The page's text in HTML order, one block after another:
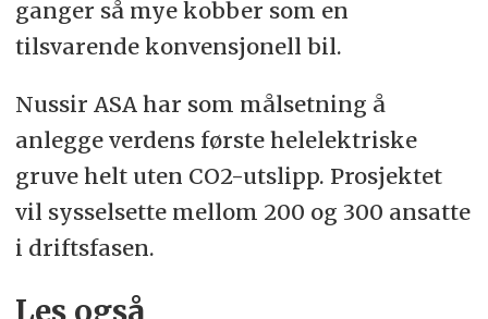
ganger så mye kobber som en
tilsvarende konvensjonell bil.
Nussir ASA har som målsetning å
anlegge verdens første helelektriske
gruve helt uten CO2-utslipp. Prosjektet
vil sysselsette mellom 200 og 300 ansatte
i driftsfasen.